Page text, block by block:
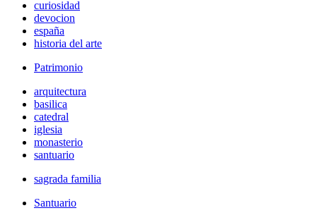
curiosidad
devocion
españa
historia del arte
Patrimonio
arquitectura
basilica
catedral
iglesia
monasterio
santuario
sagrada familia
Santuario